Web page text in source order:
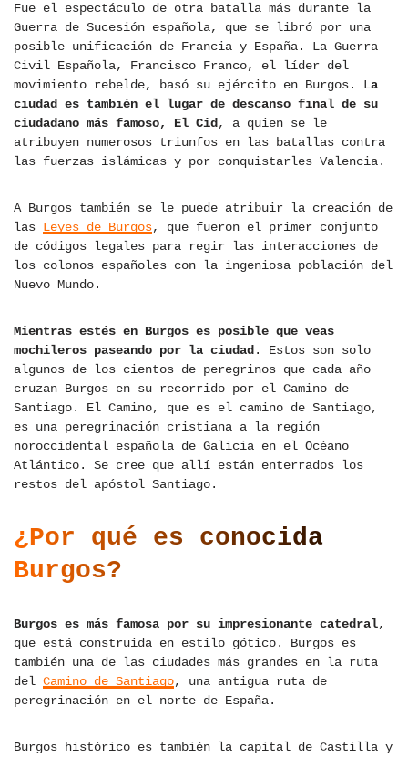
Fue el espectáculo de otra batalla más durante la
Guerra de Sucesión española, que se libró por una
posible unificación de Francia y España. La Guerra
Civil Española, Francisco Franco, el líder del
movimiento rebelde, basó su ejército en Burgos. La
ciudad es también el lugar de descanso final de su
ciudadano más famoso, El Cid, a quien se le
atribuyen numerosos triunfos en las batallas contra
las fuerzas islámicas y por conquistarles Valencia.
A Burgos también se le puede atribuir la creación de
las Leyes de Burgos, que fueron el primer conjunto
de códigos legales para regir las interacciones de
los colonos españoles con la ingeniosa población del
Nuevo Mundo.
Mientras estés en Burgos es posible que veas
mochileros paseando por la ciudad. Estos son solo
algunos de los cientos de peregrinos que cada año
cruzan Burgos en su recorrido por el Camino de
Santiago. El Camino, que es el camino de Santiago,
es una peregrinación cristiana a la región
noroccidental española de Galicia en el Océano
Atlántico. Se cree que allí están enterrados los
restos del apóstol Santiago.
¿Por qué es conocida
Burgos?
Burgos es más famosa por su impresionante catedral,
que está construida en estilo gótico. Burgos es
también una de las ciudades más grandes en la ruta
del Camino de Santiago, una antigua ruta de
peregrinación en el norte de España.
Burgos histórico es también la capital de Castilla y